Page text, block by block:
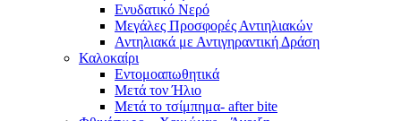
Ενυδατικό Νερό
Μεγάλες Προσφορές Αντιηλιακών
Αντηλιακά με Αντιγηραντική Δράση
Καλοκαίρι
Εντομοαπωθητικά
Μετά τον Ήλιο
Μετά το τσίμπημα- after bite